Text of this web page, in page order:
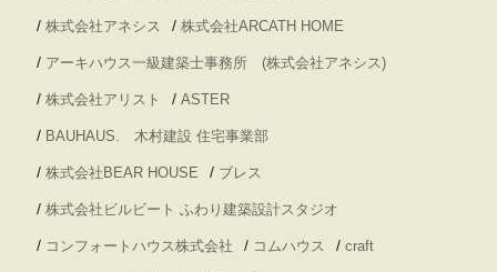
/ 株式会社アネシス / 株式会社ARCATH HOME
/ アーキハウス一級建築士事務所 (株式会社アネシス)
/ 株式会社アリスト / ASTER
/ BAUHAUS. 木村建設 住宅事業部
/ 株式会社BEAR HOUSE / ブレス
/ 株式会社ビルビート ふわり建築設計スタジオ
/ コンフォートハウス株式会社 / コムハウス / craft